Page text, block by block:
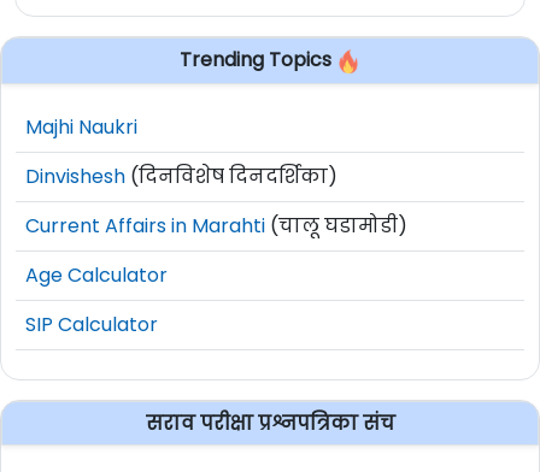
Trending Topics
Majhi Naukri
Dinvishesh (दिनविशेष दिनदर्शिका)
Current Affairs in Marahti (चालू घडामोडी)
Age Calculator
SIP Calculator
सराव परीक्षा प्रश्नपत्रिका संच